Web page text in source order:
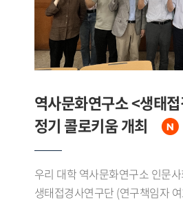
유역과 만주리 일대에서 확인된 문
소수민족의 문화와도 맞물리며
수집된 성과는 향후 연구와 교육에
역사문화연구소 <생태
정기 콜로키움 개최
우리 대학 역사문화연구소 인문
생태접경사연구단 (연구책임자